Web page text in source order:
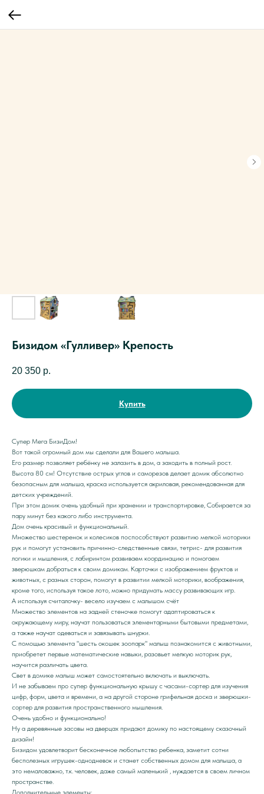
Бизидом «Гулливер» Крепость
20 350 р.
Купить
Cупер Мега БизиДом!
Вот такой огромный дом мы сделали для Вашего малыша.
Его размер позволяет ребёнку не залазить в дом, а заходить в полный рост.
Высота 80 см! Отсутствие острых углов и саморезов делает домик абсолютно
безопасным для малыша, краска используется акриловая, рекомендованная для
детских учреждений.
При этом домик очень удобный при хранении и транспортировке, Собирается за
пару минут без какого либо инструмента.
Дом очень красивый и функциональный.
Множество шестеренок и колесиков поспособствуют развитию мелкой моторики
рук и помогут установить причинно-следственные связи, тетрис- для развития
логики и мышления, с лабиринтом развиваем координацию и помогаем
зверюшкам добраться к своим домикам. Карточки с изображением фруктов и
животных, с разных сторон, помогут в развитии мелкой моторики, воображения,
кроме того, используя такое лото, можно придумать массу развивающих игр.
А используя считалочку- весело изучаем с малышом счёт
Множество элементов на задней стеночке помогут адаптироваться к
окружающему миру, научат пользоваться элементарными бытовыми предметами,
а также научат одеваться и завязывать шнурки.
С помощью элемента "шесть окошек зоопарк" малыш познакомится с животными,
приобретет первые математические навыки, разовьет мелкую моторик рук,
научится различать цвета.
Свет в домике малыш может самостоятельно включать и выключать.
И не забываем про супер функциональную крышу с часами-сортер для изучения
цифр, форм, цвета и времени, а на другой стороне грифельная доска и зверюшки-
сортер для развития пространственного мышления.
Очень удобно и функционально!
Ну а деревянные засовы на дверцах придают домику по настоящему сказочный
дизайн!
Бизидом удовлетворит бесконечное любопытство ребенка, заметит сотни
бесполезных игрушек-однодневок и станет собственных домом для малыша, а
это немаловажно, т.к. человек, даже самый маленький , нуждается в своем личном
пространстве.